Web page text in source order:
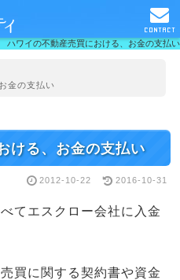
ハワイの不動産売買における、お金の支払い
金の支払い
ける、お金の支払い
2012-10-22 2016-10-31
てエスクロー会社に入金
買に関する契約書や資金
CONTACT